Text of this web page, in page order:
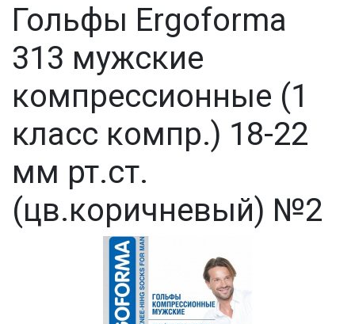
Гольфы Ergoforma
313 мужские
компрессионные (1
класс компр.) 18-22
мм рт.ст.
(цв.коричневый) №2